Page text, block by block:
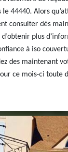
le 44440. Alors
consulter dès
plus
à iso
des maintenant
ce mois-ci toute